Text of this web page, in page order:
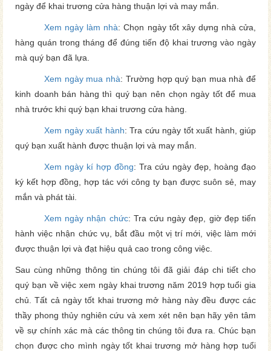
ngày để khai trương cửa hàng thuận lợi và may mắn.
Xem ngày làm nhà: Chọn ngày tốt xây dựng nhà cửa,
hàng quán trong tháng để đúng tiến độ khai trương vào ngày
mà quý bạn đã lựa.
Xem ngày mua nhà: Trường hợp quý bạn mua nhà để
kinh doanh bán hàng thì quý bạn nên chọn ngày tốt để mua
nhà trước khi quý bạn khai trương cửa hàng.
Xem ngày xuất hành: Tra cứu ngày tốt xuất hành, giúp
quý bạn xuất hành được thuận lợi và may mắn.
Xem ngày kí hợp đồng: Tra cứu ngày đẹp, hoàng đạo
ký kết hợp đồng, hợp tác với công ty bạn được suôn sẻ, may
mắn và phát tài.
Xem ngày nhận chức: Tra cứu ngày đẹp, giờ đẹp tiến
hành việc nhận chức vụ, bắt đầu một vị trí mới, việc làm mới
được thuận lợi và đạt hiệu quả cao trong công việc.
Sau cùng những thông tin chúng tôi đã giải đáp chi tiết cho
quý bạn về việc xem ngày khai trương năm 2019 hợp tuổi gia
chủ. Tất cả ngày tốt khai trương mở hàng này đều được các
thầy phong thủy nghiên cứu và xem xét nên bạn hãy yên tâm
về sự chính xác mà các thông tin chúng tôi đưa ra. Chúc bạn
chọn được cho mình ngày tốt khai trương mở hàng hợp tuổi